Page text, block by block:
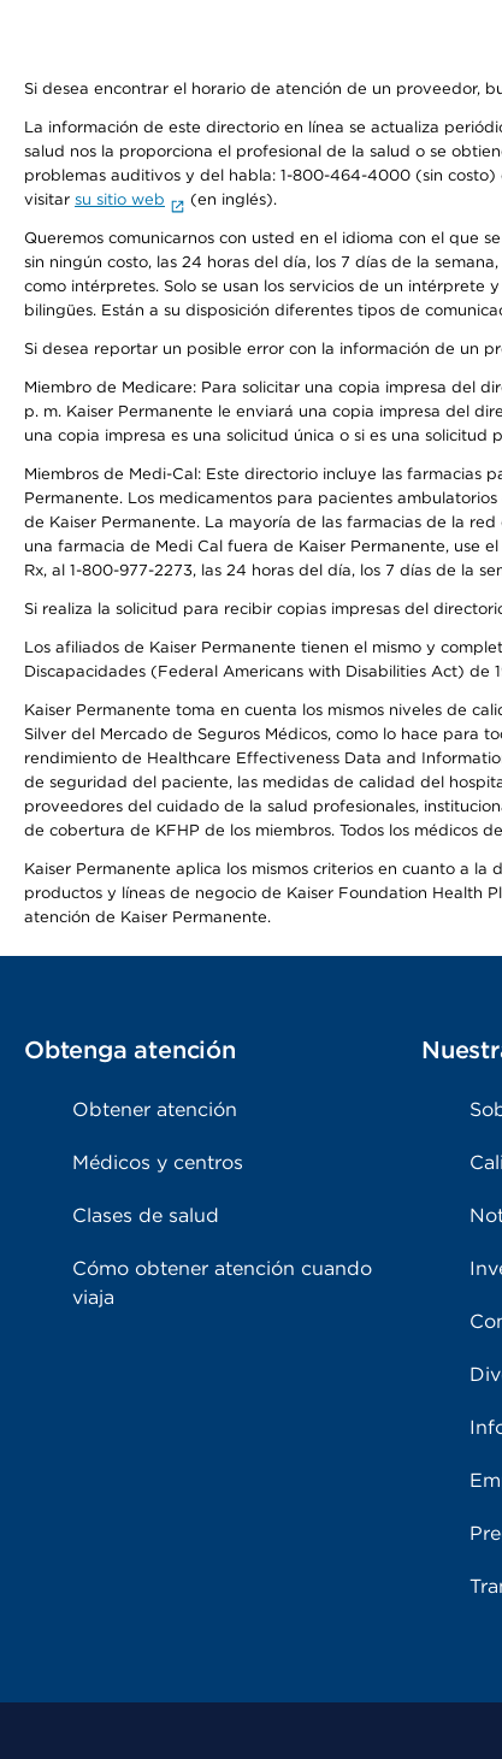
Si desea encontrar el horario de atención de un proveedor,
La información de este directorio en línea se actualiza
salud nos la proporciona el profesional de la salud o se
problemas auditivos y del habla: 1-800-464-4000 (sin costo)
visitar su sitio web (en inglés).
Queremos comunicarnos con usted en el idioma con el que
sin ningún costo, las 24 horas del día, los 7 días de la
como intérpretes. Solo se usan los servicios de un
bilingües. Están a su disposición diferentes tipos de
Si desea reportar un posible error con la información de un
Miembro de Medicare: Para solicitar una copia impresa del
p. m. Kaiser Permanente le enviará una copia impresa del
una copia impresa es una solicitud única o si es una
Miembros de Medi-Cal: Este directorio incluye las farmacias
Permanente. Los medicamentos para pacientes
de Kaiser Permanente. La mayoría de las farmacias de la
una farmacia de Medi Cal fuera de Kaiser Permanente, use
Rx, al 1-800-977-2273, las 24 horas del día, los 7 días de la
Si realiza la solicitud para recibir copias impresas del
Los afiliados de Kaiser Permanente tienen el mismo y
Discapacidades (Federal Americans with Disabilities Act)
Kaiser Permanente toma en cuenta los mismos niveles de
Silver del Mercado de Seguros Médicos, como lo hace para
rendimiento de Healthcare Effectiveness Data and
de seguridad del paciente, las medidas de calidad del
proveedores del cuidado de la salud profesionales,
de cobertura de KFHP de los miembros. Todos los médicos
Kaiser Permanente aplica los mismos criterios en cuanto a
productos y líneas de negocio de Kaiser Foundation Health
atención de Kaiser Permanente.
Obtenga atención
Obtener atención
Médicos y centros
Clases de salud
Cómo obtener atención cuando
viaja